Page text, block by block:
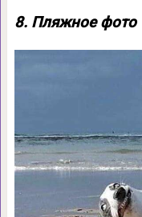
8. Пляжное фото